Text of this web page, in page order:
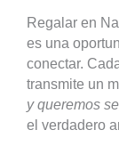
Regalar en
es una
conectar.
transmite un
y queremos
el verdadero